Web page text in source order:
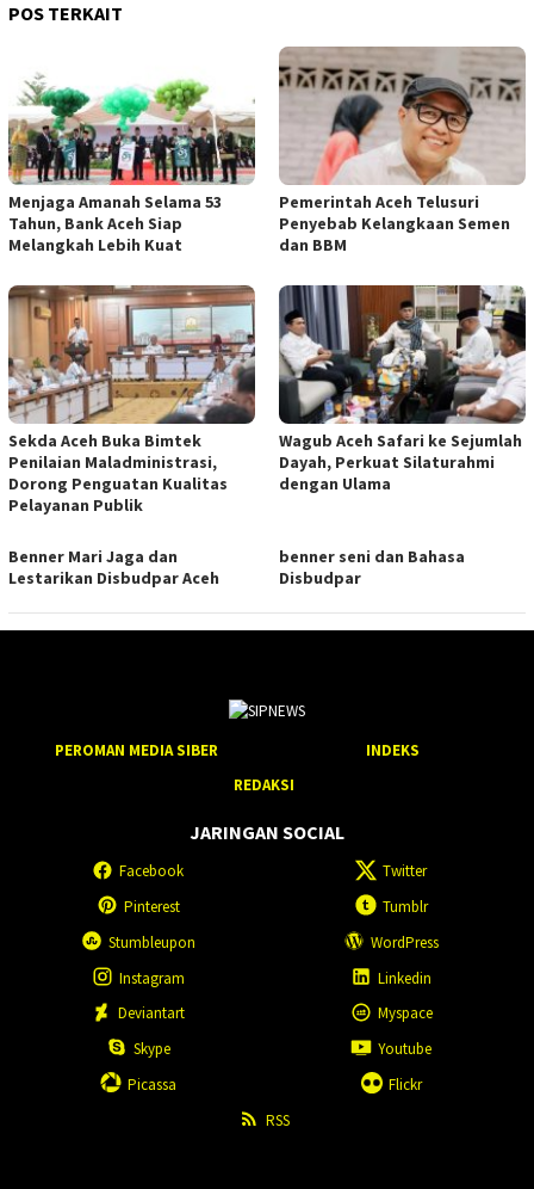
POS TERKAIT
Menjaga Amanah Selama 53
Tahun, Bank Aceh Siap
Melangkah Lebih Kuat
Pemerintah Aceh Telusuri
Penyebab Kelangkaan Semen
dan BBM
Sekda Aceh Buka Bimtek
Penilaian Maladministrasi,
Dorong Penguatan Kualitas
Pelayanan Publik
Wagub Aceh Safari ke Sejumlah
Dayah, Perkuat Silaturahmi
dengan Ulama
Benner Mari Jaga dan
Lestarikan Disbudpar Aceh
benner seni dan Bahasa
Disbudpar
PEROMAN MEDIA SIBER
INDEKS
REDAKSI
JARINGAN SOCIAL
Facebook
Twitter
Pinterest
Tumblr
Stumbleupon
WordPress
Instagram
Linkedin
Deviantart
Myspace
Skype
Youtube
Picassa
Flickr
RSS